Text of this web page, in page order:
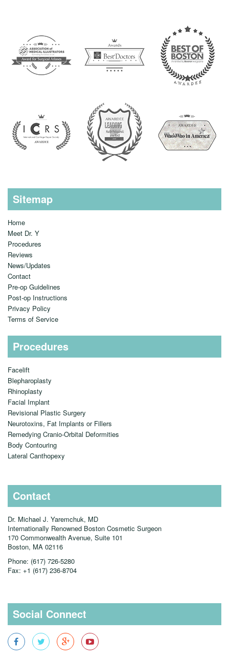
Sitemap
Home
Meet Dr. Y
Procedures
Reviews
News/Updates
Contact
Pre-op Guidelines
Post-op Instructions
Privacy Policy
Terms of Service
Procedures
Facelift
Blepharoplasty
Rhinoplasty
Facial Implant
Revisional Plastic Surgery
Neurotoxins, Fat Implants or Fillers
Remedying Cranio-Orbital Deformities
Body Contouring
Lateral Canthopexy
Contact
Dr. Michael J. Yaremchuk, MD
Internationally Renowned Boston Cosmetic Surgeon
170 Commonwealth Avenue, Suite 101
Boston, MA 02116
Phone: (617) 726-5280
Fax: +1 (617) 236-8704
Social Connect